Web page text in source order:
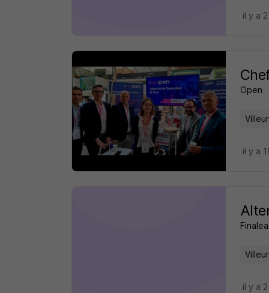
il y a
Open
il y a
il y a